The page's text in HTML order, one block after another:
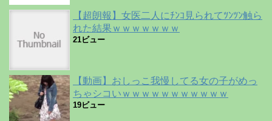
【超朗報】女医二人にﾁﾝｺ見られてﾂﾝﾂﾝ触ら
れた結果ｗｗｗｗｗｗｗ
21ビュー
【動画】おしっこ我慢してる女の子がめっ
ちゃシコいｗｗｗｗｗｗｗｗｗｗｗ
19ビュー